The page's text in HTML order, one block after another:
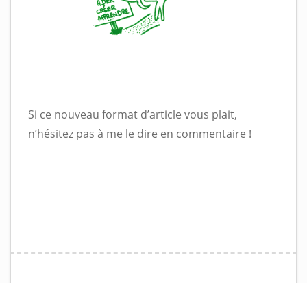
Si ce nouveau format d’article vous plait,
n’hésitez pas à me le dire en commentaire !